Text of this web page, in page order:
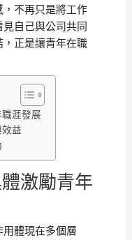
不再只是將工作
自己與公司共同
正是讓青年在職
涯發展
益
激勵青年
體現在多個層